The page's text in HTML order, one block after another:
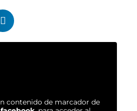
contenido de marcador de